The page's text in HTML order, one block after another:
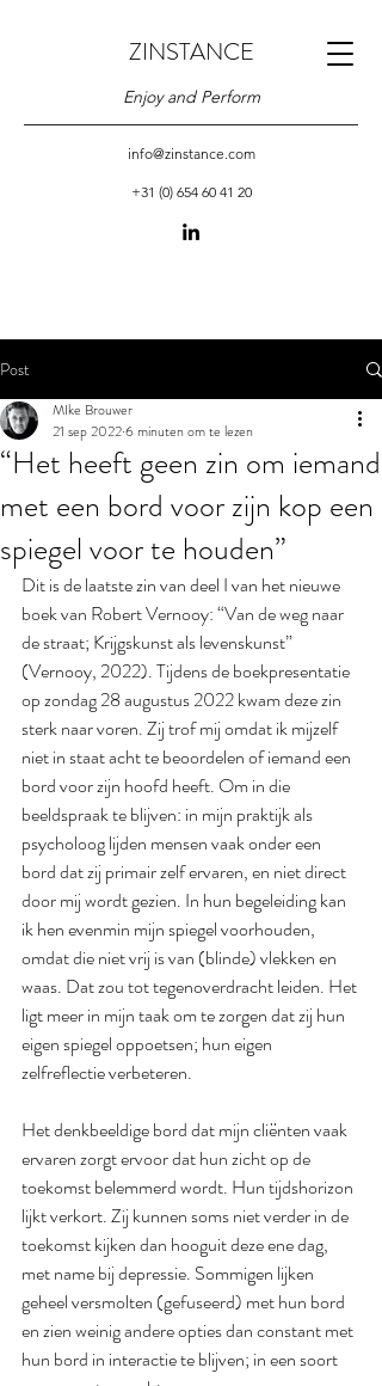
ZINSTANCE
Enjoy and Perform
info@zinstance.com
+31 (0) 654 60 41 20
Post
“Het heeft geen zin om iemand
met een bord voor zijn kop een
spiegel voor te houden”
MIke Brouwer
21 sep 20226 minuten om te lezen
Dit is de laatste zin van deel I van het nieuwe
boek van Robert Vernooy: “Van de weg naar
de straat; Krijgskunst als levenskunst”
(Vernooy, 2022). Tijdens de boekpresentatie
op zondag 28 augustus 2022 kwam deze zin
sterk naar voren. Zij trof mij omdat ik mijzelf
niet in staat acht te beoordelen of iemand een
bord voor zijn hoofd heeft. Om in die
beeldspraak te blijven: in mijn praktijk als
psycholoog lijden mensen vaak onder een
bord dat zij primair zelf ervaren, en niet direct
door mij wordt gezien. In hun begeleiding kan
ik hen evenmin mijn spiegel voorhouden,
omdat die niet vrij is van (blinde) vlekken en
waas. Dat zou tot tegenoverdracht leiden. Het
ligt meer in mijn taak om te zorgen dat zij hun
eigen spiegel oppoetsen; hun eigen
zelfreflectie verbeteren.
Het denkbeeldige bord dat mijn cliënten vaak
ervaren zorgt ervoor dat hun zicht op de
toekomst belemmerd wordt. Hun tijdshorizon
lijkt verkort. Zij kunnen soms niet verder in de
toekomst kijken dan hooguit deze ene dag,
met name bij depressie. Sommigen lijken
geheel versmolten (gefuseerd) met hun bord
en zien weinig andere opties dan constant met
hun bord in interactie te blijven; in een soort